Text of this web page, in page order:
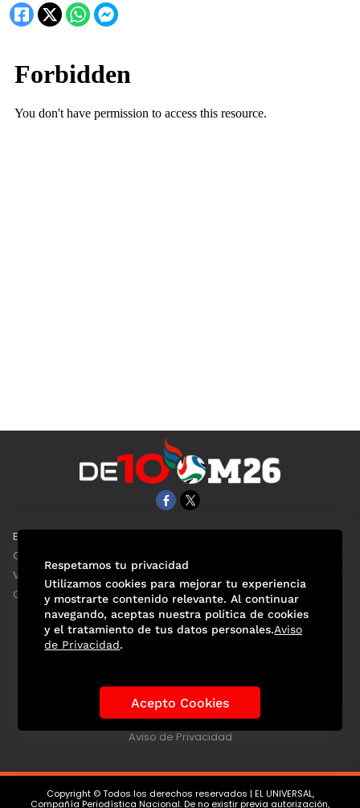
EL UNIVERSAL
Clase
ViveUSA
Confabulario
Historia de los Mundiales Lo viral Anécdotas Mundialistas
Las Figuras Tendencias Directorio
Aviso de Privacidad
Copyright © Todos los derechos reservados | EL UNIVERSAL,
Compañía Periodística Nacional. De no existir previa autorización,
Respetamos tu privacidad
Utilizamos cookies para mejorar tu experiencia
y mostrarte contenido relevante. Al continuar
navegando, aceptas nuestra política de cookies
y el tratamiento de tus datos personales.Aviso
de Privacidad.
Acepto Cookies